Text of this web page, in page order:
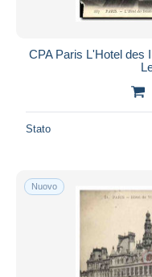
CPA Paris L'Hotel des
Stato
Nuovo